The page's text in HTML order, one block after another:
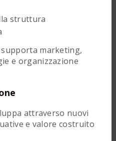
struttura
marketing,
e organizzazione
attraverso nuovi
e valore costruito